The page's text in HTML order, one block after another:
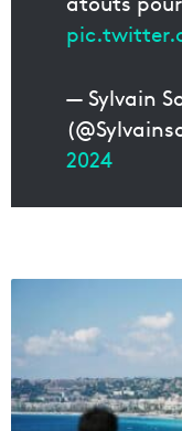
— Sylvain
2024
r
s
u
n